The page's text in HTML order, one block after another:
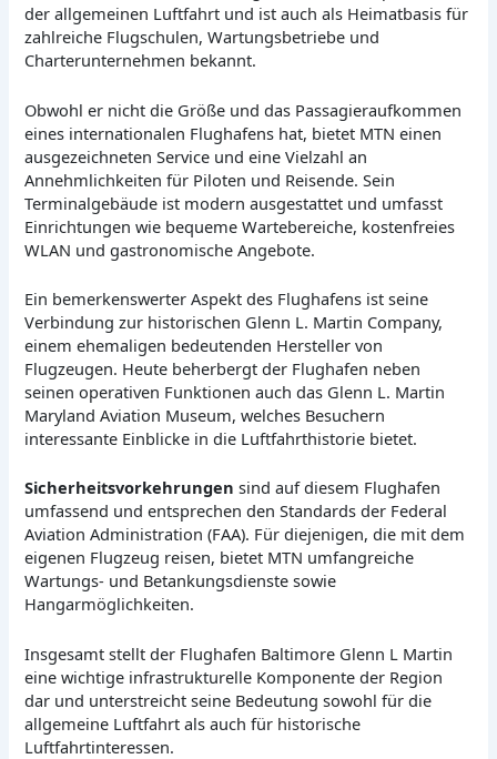
der allgemeinen Luftfahrt und ist auch als Heimatbasis für
zahlreiche Flugschulen, Wartungsbetriebe und
Charterunternehmen bekannt.
Obwohl er nicht die Größe und das Passagieraufkommen
eines internationalen Flughafens hat, bietet MTN einen
ausgezeichneten Service und eine Vielzahl an
Annehmlichkeiten für Piloten und Reisende. Sein
Terminalgebäude ist modern ausgestattet und umfasst
Einrichtungen wie bequeme Wartebereiche, kostenfreies
WLAN und gastronomische Angebote.
Ein bemerkenswerter Aspekt des Flughafens ist seine
Verbindung zur historischen Glenn L. Martin Company,
einem ehemaligen bedeutenden Hersteller von
Flugzeugen. Heute beherbergt der Flughafen neben
seinen operativen Funktionen auch das Glenn L. Martin
Maryland Aviation Museum, welches Besuchern
interessante Einblicke in die Luftfahrthistorie bietet.
Sicherheitsvorkehrungen sind auf diesem Flughafen
umfassend und entsprechen den Standards der Federal
Aviation Administration (FAA). Für diejenigen, die mit dem
eigenen Flugzeug reisen, bietet MTN umfangreiche
Wartungs- und Betankungsdienste sowie
Hangarmöglichkeiten.
Insgesamt stellt der Flughafen Baltimore Glenn L Martin
eine wichtige infrastrukturelle Komponente der Region
dar und unterstreicht seine Bedeutung sowohl für die
allgemeine Luftfahrt als auch für historische
Luftfahrtinteressen.